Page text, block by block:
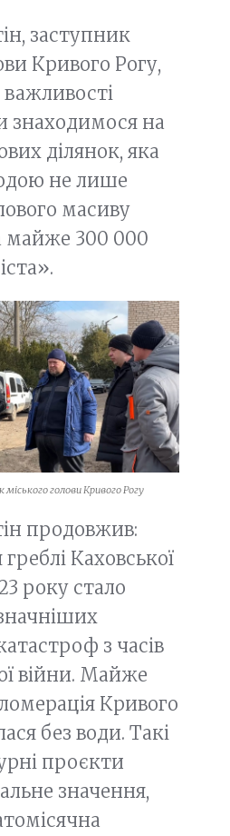
заступник
Кривого Рогу,
знаходимося на
ділянок, яка
не лише
масиву
майже 300 000
голови Кривого Рогу
продовжив:
Каховської
року стало
з часів
війни. Майже
Кривого
без води. Такі
проєкти
значення,